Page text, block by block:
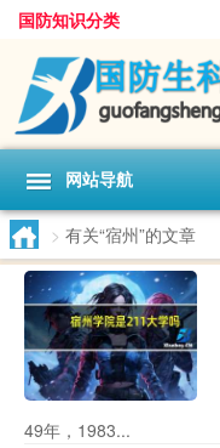
国防知识分类
网站导航
> 有关“宿州”的文章
49年，1983...